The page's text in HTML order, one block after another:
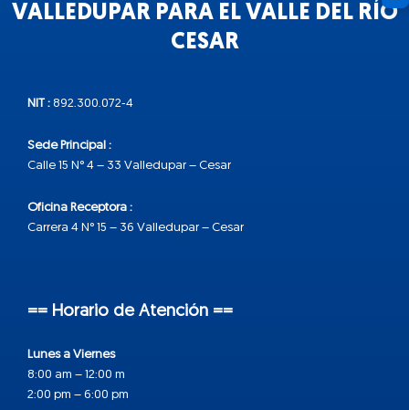
VALLEDUPAR PARA EL VALLE DEL RÍO
CESAR
NIT : 892.300.072-4
Sede Principal :
Calle 15 N° 4 – 33 Valledupar – Cesar
Oficina Receptora :
Carrera 4 N° 15 – 36 Valledupar – Cesar
== Horario de Atención ==
Lunes a Viernes
8:00 am – 12:00 m
2:00 pm – 6:00 pm